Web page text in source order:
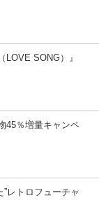
LOVE SONG）』
45％増量キャンペ
レトロフューチャ